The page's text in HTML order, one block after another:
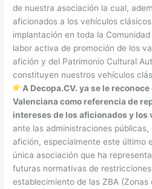
de nuestra asociación la cual,
aficionados a los vehículos
implantación en toda la
labor activa de promoción de los
afición y del Patrimonio Cultural
constituyen nuestros vehículos
A Decopa.CV. ya se le
Valenciana como referencia de
intereses de los aficionados y los
ante las administraciones
afición, especialmente este último
única asociación que ha
futuras normativas de
establecimiento de las ZBA (Zonas